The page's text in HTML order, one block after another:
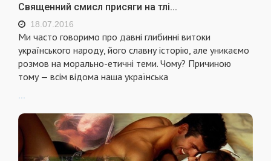
Священний смисл присяги на тлі...
18.07.2016
Ми часто говоримо про давні глибинні витоки
українського народу, його славну історію, але уникаємо
розмов на морально-етичні теми. Чому? Причиною
тому — всім відома наша українська